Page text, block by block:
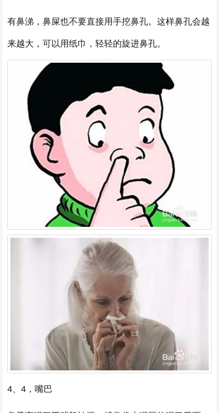
有鼻涕，鼻屎也不要直接用手挖鼻孔。这样鼻孔会越
来越大，可以用纸巾，轻轻的旋进鼻孔。
4、4，嘴巴